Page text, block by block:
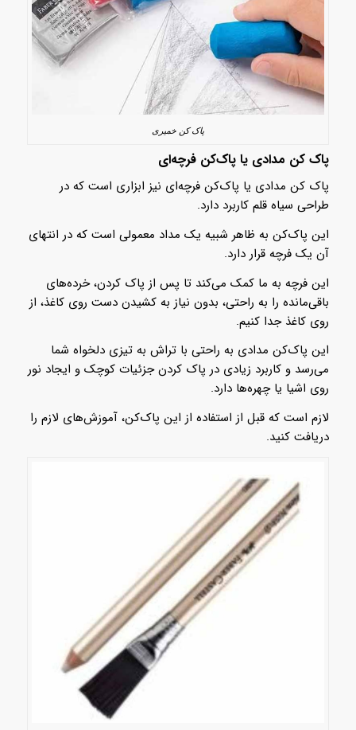
پاک کن خمیری
پاک کن مدادی یا پاک‌کن فرچه‌ای
پاک کن مدادی یا پاک‌کن فرچه‌ای نیز ابزاری است که در
طراحی سیاه قلم کاربرد دارد.
این پاک‌کن به ظاهر شبیه یک مداد معمولی است که در انتهای
آن یک فرچه قرار دارد.
این فرچه به ما کمک می‌کند تا پس از پاک کردن، خرده‌های
باقی‌مانده را به راحتی، بدون نیاز به کشیدن دست روی کاغذ، از
روی کاغذ جدا کنیم.
این پاک‌کن مدادی به راحتی با تراش به تیزی دلخواه شما
می‌رسد و کاربرد زیادی در پاک کردن جزئیات کوچک و ایجاد نور
روی اشیا یا چهره‌ها دارد.
لازم است که قبل از استفاده از این پاک‌کن، آموزش‌های لازم را
دریافت کنید.